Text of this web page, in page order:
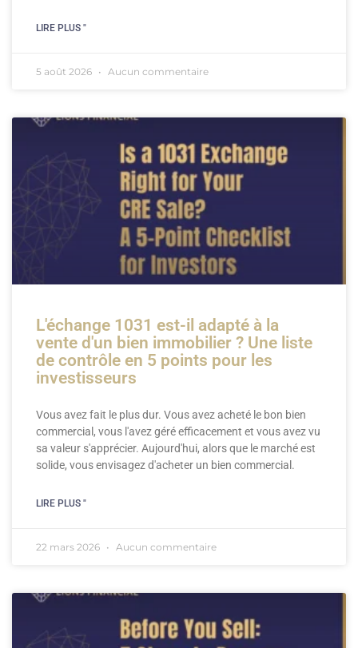
LIRE PLUS "
5 août 2026 Aucun commentaire
L'échange 1031 est-il adapté à la
vente d'un bien immobilier ? Une liste
de contrôle en 5 points pour les
investisseurs
Vous avez fait le plus dur. Vous avez acheté le bon bien
commercial, vous l'avez géré efficacement et vous avez vu
sa valeur s'apprécier. Aujourd'hui, alors que le marché est
solide, vous envisagez d'acheter un bien commercial.
LIRE PLUS "
22 mars 2026 Aucun commentaire